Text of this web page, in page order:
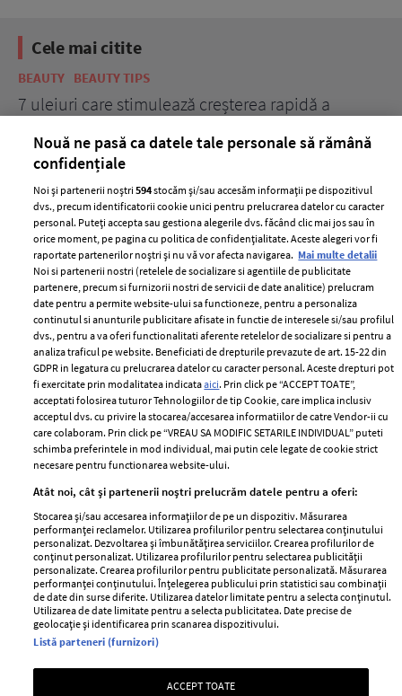
Cele mai citite
BEAUTY BEAUTY TIPS
7 uleiuri care stimulează creșterea rapidă a
ELLE Style Awards
2024
Despre ELLE
Romania
Contact
Abonamente
Termeni si conditii
Politica de
confidențialitate
Politica de cookies
Publicitate
GSP
Unica
Baby
Retete
femei
Viva
Avantaje
Retete practice
Pariază responsabil! Decizia ONJN nr. 821/25.09.2025.
Jocurile de noroc sunt interzise minorilor.
Nouă ne pasă ca datele tale personale să rămână
confidențiale
Noi și partenerii noștri594stocăm și/sau accesăm informații pe dispozitivul
dvs., precum identificatorii cookie unici pentru prelucrarea datelor cu caracter
personal. Puteți accepta sau gestiona alegerile dvs. făcând clic mai jos sau în
orice moment, pe pagina cu politica de confidențialitate. Aceste alegeri vor fi
raportate partenerilor noștri și nu vă vor afecta navigarea. Mai multe detalii
Noi si partenerii nostri (retelele de socializare si agentiile de publicitate
partenere, precum si furnizorii nostri de servicii de date analitice) prelucram
date pentru a permite website-ului sa functioneze, pentru a personaliza
continutul si anunturile publicitare afisate in functie de interesele si/sau profilul
dvs., pentru a va oferi functionalitati aferente retelelor de socializare si pentru a
analiza traficul pe website. Beneficiati de drepturile prevazute de art. 15-22 din
GDPR in legatura cu prelucrarea datelor cu caracter personal. Aceste drepturi pot
fi exercitate prin modalitatea indicataaici. Prin click pe “ACCEPT TOATE”,
acceptati folosirea tuturor Tehnologiilor de tip Cookie, care implica inclusiv
acceptul dvs. cu privire la stocarea/accesarea informatiilor de catre Vendor-ii cu
care colaboram. Prin click pe “VREAU SA MODIFIC SETARILE INDIVIDUAL” puteti
schimba preferintele in mod individual, mai putin cele legate de cookie strict
necesare pentru functionarea website-ului.
Atât noi, cât și partenerii noștri prelucrăm datele pentru a oferi:
Stocarea și/sau accesarea informațiilor de pe un dispozitiv. Măsurarea
performanței reclamelor. Utilizarea profilurilor pentru selectarea conținutului
personalizat. Dezvoltarea și îmbunătățirea serviciilor. Crearea profilurilor de
conținut personalizat. Utilizarea profilurilor pentru selectarea publicității
personalizate. Crearea profilurilor pentru publicitate personalizată. Măsurarea
performanței conținutului. Înțelegerea publicului prin statistici sau combinații
de date din surse diferite. Utilizarea datelor limitate pentru a selecta conținutul.
Utilizarea de date limitate pentru a selecta publicitatea. Date precise de
geolocație și identificarea prin scanarea dispozitivului.
Listă parteneri (furnizori)
ACCEPT TOATE